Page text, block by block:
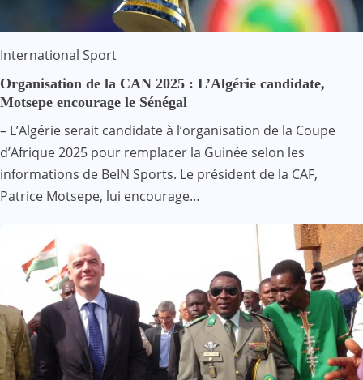
International Sport
Organisation de la CAN 2025 : L’Algérie candidate,
Motsepe encourage le Sénégal
– L’Algérie serait candidate à l’organisation de la Coupe
d’Afrique 2025 pour remplacer la Guinée selon les
informations de BeIN Sports. Le président de la CAF,
Patrice Motsepe, lui encourage…